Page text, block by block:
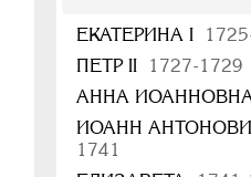
ЕКАТЕРИНА I
ПЕТР II
1727-1729
АННА
ИОАНН
1741